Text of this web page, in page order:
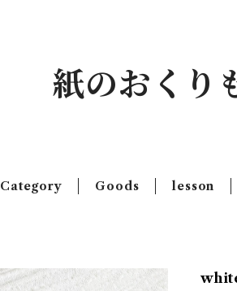
紙のおくり
Category Goods lesson